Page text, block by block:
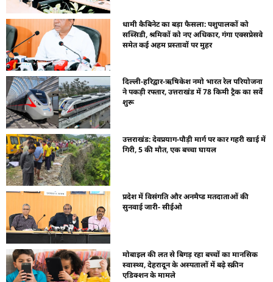
धामी कैबिनेट का बड़ा फैसला: पशुपालकों को
सब्सिडी, श्रमिकों को नए अधिकार, गंगा एक्सप्रेसवे
समेत कई अहम प्रस्तावों पर मुहर
दिल्ली-हरिद्वार-ऋषिकेश नमो भारत रेल परियोजना
ने पकड़ी रफ्तार, उत्तराखंड में 78 किमी ट्रैक का सर्वे
शुरू
उत्तराखंड: देवप्रयाग-पौड़ी मार्ग पर कार गहरी खाई में
गिरी, 5 की मौत, एक बच्चा घायल
प्रदेश में विसंगति और अनमैप्ड मतदाताओं की
सुनवाई जारी- सीईओ
मोबाइल की लत से बिगड़ रहा बच्चों का मानसिक
स्वास्थ्य, देहरादून के अस्पतालों में बढ़े स्क्रीन
एडिक्शन के मामले